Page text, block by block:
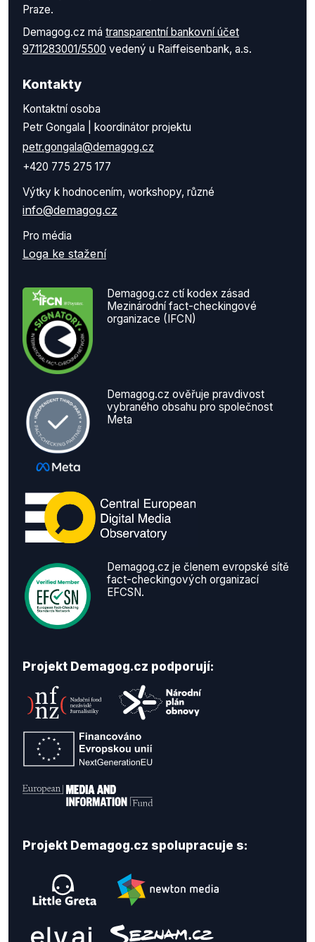
Praze.
Demagog.cz má transparentní bankovní účet
9711283001/5500 vedený u Raiffeisenbank, a.s.
Kontakty
Kontaktní osoba
Petr Gongala | koordinátor projektu
petr.gongala@demagog.cz
+420 775 275 177
Výtky k hodnocením, workshopy, různé
info@demagog.cz
Pro média
Loga ke stažení
Demagog.cz ctí kodex zásad
Mezinárodní fact-checkingové
organizace (IFCN)
Demagog.cz ověřuje pravdivost
vybraného obsahu pro společnost
Meta
Demagog.cz je členem evropské sítě
fact-checkingových organizací
EFCSN.
Projekt Demagog.cz podporují:
Projekt Demagog.cz spolupracuje s: